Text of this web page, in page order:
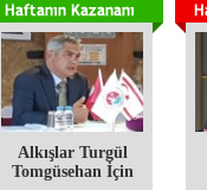
Alkışlar Turgül
Tomgüsehan İçin